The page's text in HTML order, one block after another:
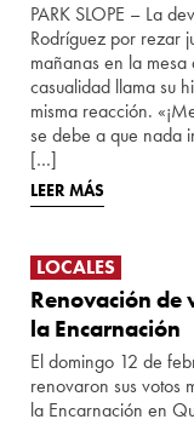
PARK SLOPE – La
Rodríguez por rezar
mañanas en la
casualidad llama su
misma reacción.
se debe a que nada
[…]
LEER MÁS
LOCALES
Renovación de
la Encarnación
El domingo 12 de
renovaron sus votos
la Encarnación en